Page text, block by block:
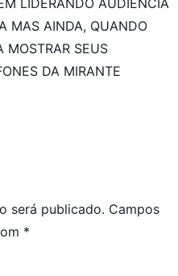
LIDERANDO AUDIENCIA
MAS AINDA, QUANDO
MOSTRAR SEUS
DA MIRANTE
será publicado. Campos
*